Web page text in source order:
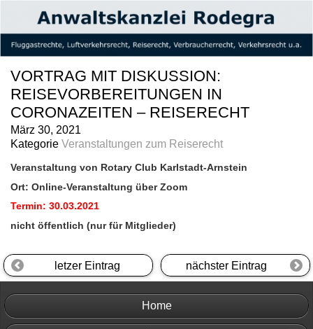
VORTRAG MIT DISKUSSION:
REISEVORBEREITUNGEN IN
CORONAZEITEN – REISERECHT
März 30, 2021
Kategorie Veranstaltungen zum Reiserecht
Veranstaltung von Rotary Club Karlstadt-Arnstein
Ort: Online-Veranstaltung über Zoom
Termin: 30.03.2021
nicht öffentlich (nur für Mitglieder)
letzer Eintrag nächster Eintrag
Home